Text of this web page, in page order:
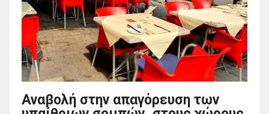
Αναβολή στην απαγόρευση των